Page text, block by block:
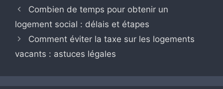
Combien de temps pour obtenir un
logement social : délais et étapes
Comment éviter la taxe sur les logements
vacants : astuces légales